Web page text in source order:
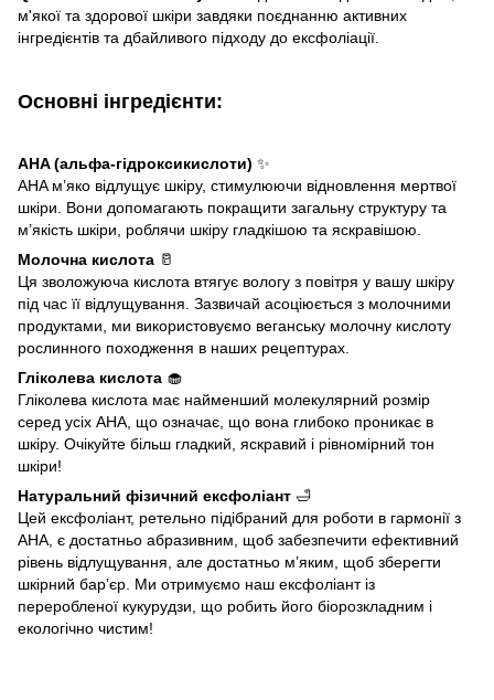
м'якої та здорової шкіри завдяки поєднанню активних
інгредієнтів та дбайливого підходу до ексфоліації.
Основні інгредієнти:
AHA (альфа-гідроксикислоти) ✨
AHA м’яко відлущує шкіру, стимулюючи відновлення мертвої
шкіри. Вони допомагають покращити загальну структуру та
м’якість шкіри, роблячи шкіру гладкішою та яскравішою.
Молочна кислота 🥛
Ця зволожуюча кислота втягує вологу з повітря у вашу шкіру
під час її відлущування. Зазвичай асоціюється з молочними
продуктами, ми використовуємо веганську молочну кислоту
рослинного походження в наших рецептурах.
Гліколева кислота 🧁
Гліколева кислота має найменший молекулярний розмір
серед усіх AHA, що означає, що вона глибоко проникає в
шкіру. Очікуйте більш гладкий, яскравий і рівномірний тон
шкіри!
Натуральний фізичний ексфоліант 🛁
Цей ексфоліант, ретельно підібраний для роботи в гармонії з
AHA, є достатньо абразивним, щоб забезпечити ефективний
рівень відлущування, але достатньо м’яким, щоб зберегти
шкірний бар’єр. Ми отримуємо наш ексфоліант із
переробленої кукурудзи, що робить його біорозкладним і
екологічно чистим!